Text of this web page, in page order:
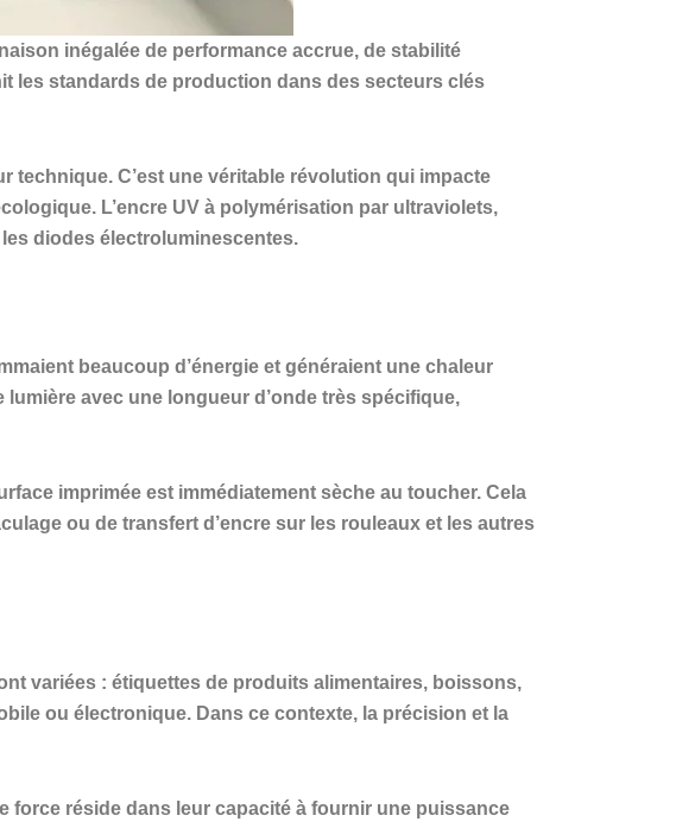
inégalée de performance accrue, de stabilité
les standards de production dans des secteurs clés
technique. C’est une véritable révolution qui impacte
L’encre UV à polymérisation par ultraviolets,
diodes électroluminescentes.
beaucoup d’énergie et généraient une chaleur
avec une longueur d’onde très spécifique,
imprimée est immédiatement sèche au toucher. Cela
ou de transfert d’encre sur les rouleaux et les autres
variées : étiquettes de produits alimentaires, boissons,
ou électronique. Dans ce contexte, la précision et la
force réside dans leur capacité à fournir une puissance